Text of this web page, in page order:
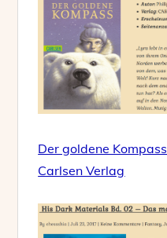
Der goldene Kompass
Carlsen Verlag